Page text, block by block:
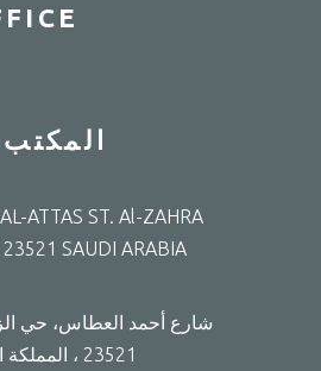
ATTAS ST. Al-ZAHRA
SAUDI ARABIA
23521 ، المملكة العربية السعودية